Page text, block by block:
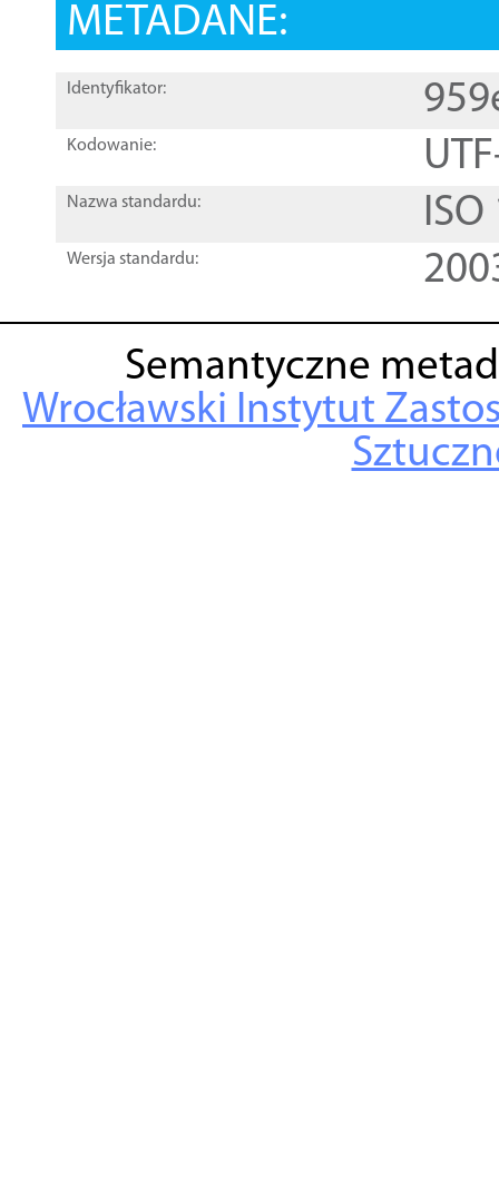
METADANE:
Identyfikator:
Kodowanie:
Nazwa standardu:
Wersja standardu:
Semantyczne
Wrocławski Instytut